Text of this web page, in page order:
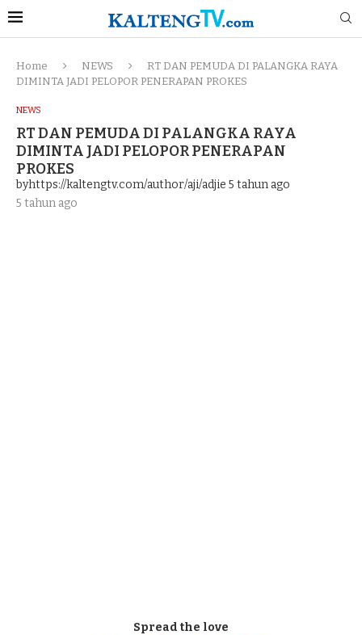
Home NEWS
RT DAN PEMUDA DI PALANGKA RAYA
DIMINTA JADI PELOPOR PENERAPAN PROKES
NEWS
RT DAN PEMUDA DI PALANGKA RAYA
DIMINTA JADI PELOPOR PENERAPAN
PROKES
byhttps://kaltengtv.com/author/aji/adjie 5 tahun ago
5 tahun ago
Spread the love